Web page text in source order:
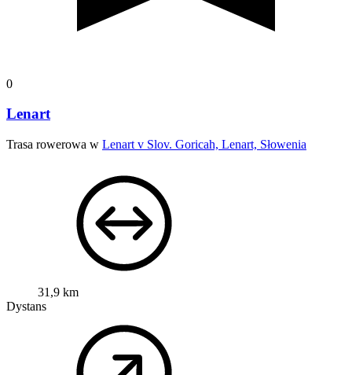
0
Lenart
Trasa rowerowa w Lenart v Slov. Goricah, Lenart, Słowenia
31,9 km
Dystans